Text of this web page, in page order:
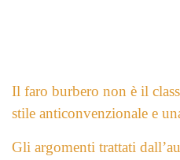
Il faro burbero non è il
stile anticonvenzionale e
Gli argomenti trattati